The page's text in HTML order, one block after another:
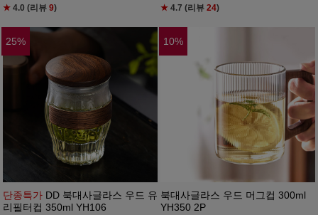
★ 4.0 (리뷰 9) ★ 4.7 (리뷰 24)
25%
단종특가 DD 북대사글라스 우드 유
리필터컵 350ml YH106
10%
북대사글라스 우드 머그컵 300ml
YH350 2P